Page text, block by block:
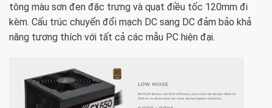
tông màu sơn đen đặc trưng và quạt điều tốc 120mm đi
kèm. Cấu trúc chuyển đổi mạch DC sang DC đảm bảo khả
năng tương thích với tất cả các mẫu PC hiện đại.